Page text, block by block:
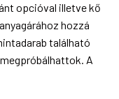
opcióval illetve kő
hozzá
található
A